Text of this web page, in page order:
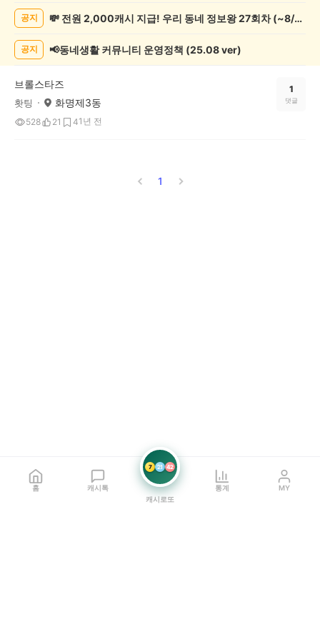
록
공지 💸 전원 2,000캐시 지급! 우리 동네 정보왕 27회차 (~8/10)
공지 📢동네생활 커뮤니티 운영정책 (25.08 ver)
브롤스타즈
홧팅 화명제3동
528 21 41년 전
1
댓글
1
홈 캐시톡
7 21 42
캐시로또
통계 MY